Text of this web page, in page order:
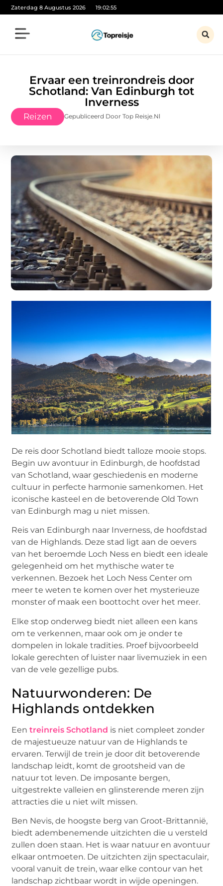
Zaterdag 8 Augustus 2026 19:02:57
Ervaar een treinrondreis door
Schotland: Van Edinburgh tot
Inverness
Reizen Gepubliceerd Door Top Reisje.nl
De reis door Schotland biedt talloze mooie stops.
Begin uw avontuur in Edinburgh, de hoofdstad
van Schotland, waar geschiedenis en moderne
cultuur in perfecte harmonie samenkomen. Het
iconische kasteel en de betoverende Old Town
van Edinburgh mag u niet missen.
Reis van Edinburgh naar Inverness, de hoofdstad
van de Highlands. Deze stad ligt aan de oevers
van het beroemde Loch Ness en biedt een ideale
gelegenheid om het mythische water te
verkennen. Bezoek het Loch Ness Center om
meer te weten te komen over het mysterieuze
monster of maak een boottocht over het meer.
Elke stop onderweg biedt niet alleen een kans
om te verkennen, maar ook om je onder te
dompelen in lokale tradities. Proef bijvoorbeeld
lokale gerechten of luister naar livemuziek in een
van de vele gezellige pubs.
Natuurwonderen: De
Highlands ontdekken
Eentreinreis Schotland is niet compleet zonder
de majestueuze natuur van de Highlands te
ervaren. Terwijl de trein je door dit betoverende
landschap leidt, komt de grootsheid van de
natuur tot leven. De imposante bergen,
uitgestrekte valleien en glinsterende meren zijn
attracties die u niet wilt missen.
Ben Nevis, de hoogste berg van Groot-Brittannië,
biedt adembenemende uitzichten die u versteld
zullen doen staan. Het is waar natuur en avontuur
elkaar ontmoeten. De uitzichten zijn spectaculair,
vooral vanuit de trein, waar elke contour van het
landschap zichtbaar wordt in wijde openingen.